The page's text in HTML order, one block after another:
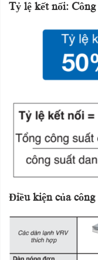
Tỷ lệ kết nối:
Điều kiện của